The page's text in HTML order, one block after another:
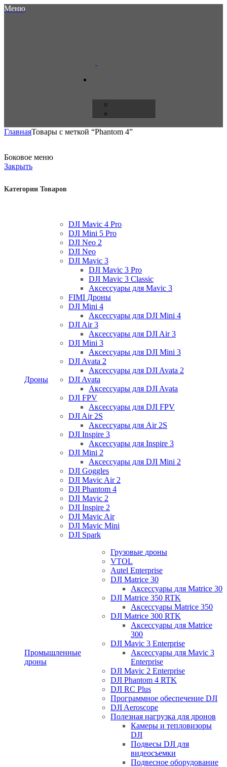
Меню
ГлавнаяТовары с меткой “Phantom 4”
Боковое меню
Закрыть
Категории Товаров
Дроны
DJI Mavic 4 Pro
DJI Mini 5 Pro
DJI Neo 2
DJI Neo
DJI Mavic 3
DJI Mavic 3 Pro
DJI Mavic 3 Classic
Аксессуары для Mavic 3
FIMI Дроны
DJI Mini 4
Аксессуары для DJI Mini 4
DJI Air 3
Аксессуары для DJI Air 3
DJI Mini 3
Аксессуары для DJI Mini 3
DJI Avata 2
Аксессуары для DJI Avata 2
DJI Avata
Аксессуары для DJI Avata
DJI FPV
Аксессуары для DJI FPV
DJI Air 2S
Аксессуары для Air 2S
DJI Inspire 3
Аксессуары для Inspire 3
DJI Mini 2
Аксессуары для DJI Mini 2
DJI Goggles
DJI Mavic Air 2
DJI Phantom 4
DJI Mavic 2
DJI Inspire 2
DJI Mavic Air
DJI Mavic Mini
DJI Spark
Промышленные
дроны
Грузовые дроны
VTOL
Autel Enterprise
DJI Matrice 30
Аксессуары для Matrice 30
DJI Matrice 350 RTK
Аксессуары Matrice 350
DJI Matrice 300 RTK
Аксессуары для Matrice
300
DJI Mavic 3 Enterprise
Аксессуары для Mavic 3
Enterprise
DJI Mavic 2 Enterprise
DJI Phantom 4 RTK
DJI RC Plus
Программное обеспечение DJI
DJI Aeroscope
Полезная нагрузка для дронов
Камеры и тепловизоры
DJI
Подвесы DJI для
видеосъемки
Подвесное оборудование